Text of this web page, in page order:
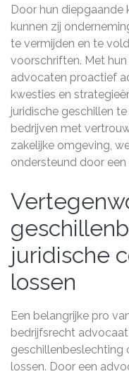
Door hun diepgaande
kunnen zij
te vermijden en te
voorschriften. Met
advocaten proactief
kwesties en
juridische geschillen
bedrijven met
zakelijke omgeving,
ondersteund door
juridische
lossen
Een belangrijke pro
bedrijfsrecht
geschillenbeslechting
lossen. Door een